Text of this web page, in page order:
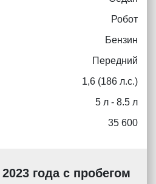
Робот
Бензин
Передний
1,6 (186 л.с.)
5 л - 8.5 л
35 600
года с пробегом